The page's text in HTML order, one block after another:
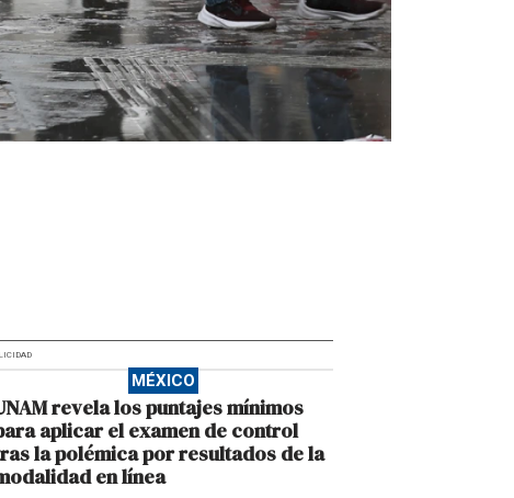
MÉXICO
revela los puntajes mínimos
aplicar el examen de control
la polémica por resultados de la
en línea